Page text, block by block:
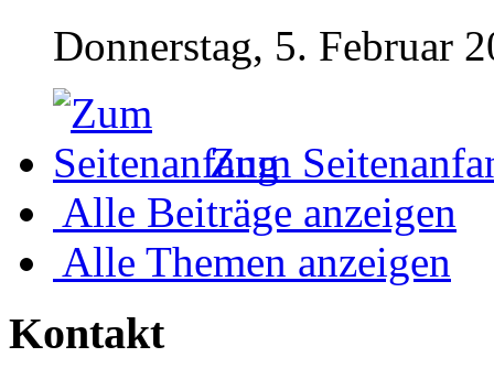
Donnerstag, 5. Februar
Zum
Alle Beiträge anzeigen
Alle Themen anzeigen
Kontakt